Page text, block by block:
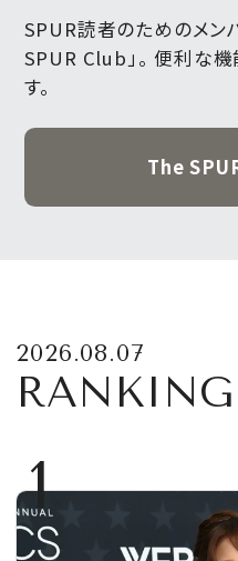
SPUR読者のためのメン
SPUR Club」。 便利な機
す。
The
2026.08.07
RANKING
1